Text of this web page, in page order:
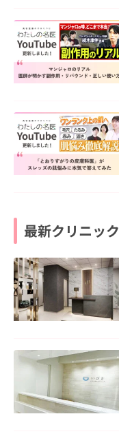
最新クリニック